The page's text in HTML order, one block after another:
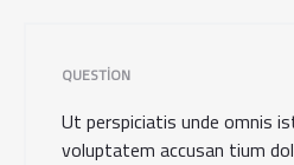
QUESTION
Ut perspiciatis unde omnis
voluptatem accusan tium